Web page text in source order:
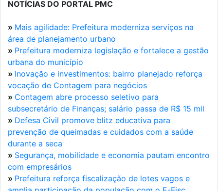
NOTÍCIAS DO PORTAL PMC
» Mais agilidade: Prefeitura moderniza serviços na
área de planejamento urbano
» Prefeitura moderniza legislação e fortalece a gestão
urbana do município
» Inovação e investimentos: bairro planejado reforça
vocação de Contagem para negócios
» Contagem abre processo seletivo para
subsecretário de Finanças; salário passa de R$ 15 mil
» Defesa Civil promove blitz educativa para
prevenção de queimadas e cuidados com a saúde
durante a seca
» Segurança, mobilidade e economia pautam encontro
com empresários
» Prefeitura reforça fiscalização de lotes vagos e